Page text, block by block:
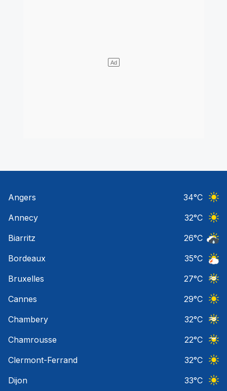
Angers 34°C
Annecy
32°C
Biarritz
26°C
Bordeaux
35°C
Bruxelles
27°C
Cannes
29°C
Chambery
32°C
Chamrousse
22°C
Clermont-Ferrand
32°C
Dijon
33°C